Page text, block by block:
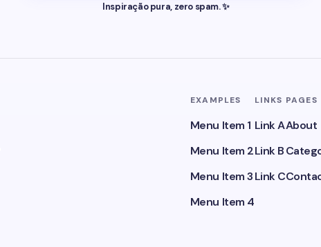
Inspiração pura, zero spam. ✨
EXAMPLES
Menu Item 1
Menu Item 2
Menu Item 3
Menu Item 4
LINKS
Link A
Link B
Link C
PAGES
About